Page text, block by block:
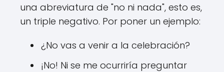
una abreviatura de "no ni nada", esto es,
un triple negativo. Por poner un ejemplo:
¿No vas a venir a la celebración?
¡No! Ni se me ocurriría preguntar